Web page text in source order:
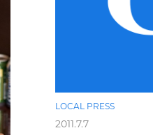
LOCAL PRESS
2011.7.7